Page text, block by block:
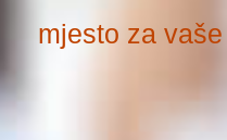
mjesto za